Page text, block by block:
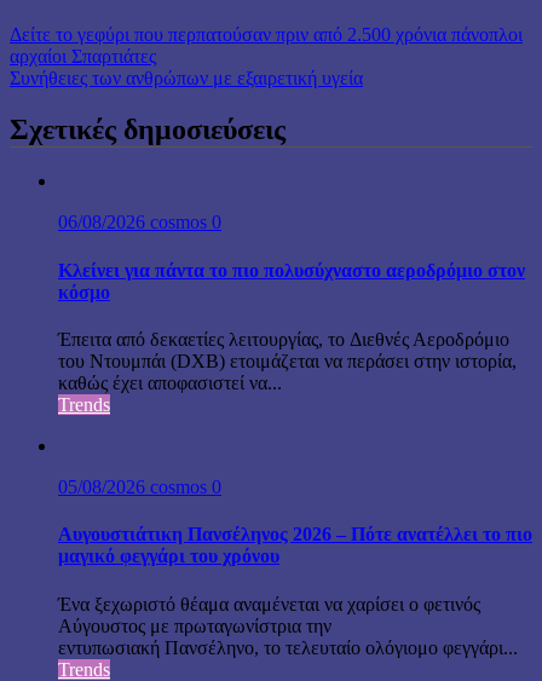
Δείτε το γεφύρι που περπατούσαν πριν από 2.500 χρόνια πάνοπλοι
αρχαίοι Σπαρτιάτες
Συνήθειες των ανθρώπων με εξαιρετική υγεία
Σχετικές δημοσιεύσεις
06/08/2026 cosmos 0
Κλείνει για πάντα το πιο πολυσύχναστο αεροδρόμιο στον
κόσμο
Έπειτα από δεκαετίες λειτουργίας, το Διεθνές Αεροδρόμιο
του Ντουμπάι (DXB) ετοιμάζεται να περάσει στην ιστορία,
καθώς έχει αποφασιστεί να...
Trends
05/08/2026 cosmos 0
Αυγουστιάτικη Πανσέληνος 2026 – Πότε ανατέλλει το πιο
μαγικό φεγγάρι του χρόνου
Ένα ξεχωριστό θέαμα αναμένεται να χαρίσει ο φετινός
Αύγουστος με πρωταγωνίστρια την
εντυπωσιακή Πανσέληνο, το τελευταίο ολόγιομο φεγγάρι...
Trends